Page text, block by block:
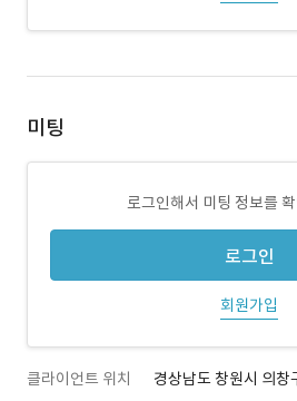
미팅
로그인해서 미팅 정보를
로그인
회원가입
클라이언트 위치 경상남도 창원시 의창